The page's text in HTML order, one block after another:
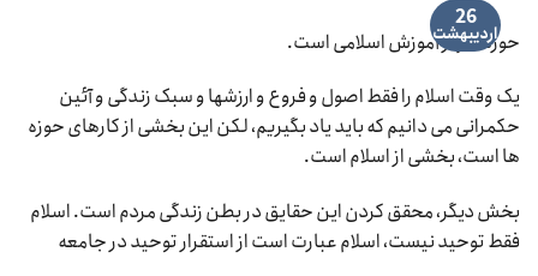
26
اردیبهشت
حوزه، مرکز آموزش اسلامی است.
یک وقت اسلام را فقط اصول و فروع و ارزشها و سبک زندگی و آئین
حکمرانی می دانیم که باید یاد بگیریم، لکن این بخشی از کارهای حوزه
ها است، بخشی از اسلام است.
بخش دیگر، محقق کردن این حقایق در بطن زندگی مردم است. اسلام
فقط توحید نیست، اسلام عبارت است از استقرار توحید در جامعه